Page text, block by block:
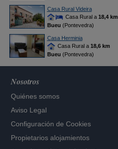
Casa Rural Videira
Casa Rural a 18,4 km
Bueu (Pontevedra)
Casa Herminia
Casa Rural a 18,6 km
Bueu (Pontevedra)
Nosotros
Quiénes somos
Aviso Legal
Configuración de Cookies
Propietarios alojamientos